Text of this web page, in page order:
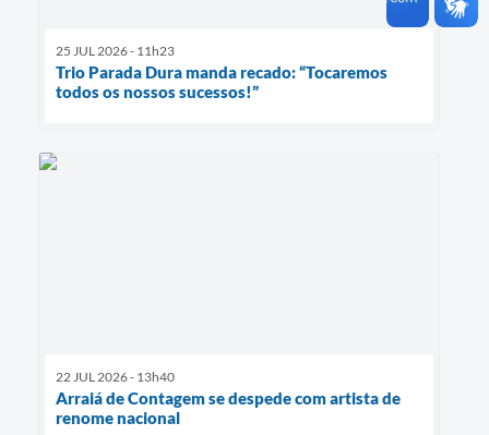
25 JUL 2026 - 11h23
Trio Parada Dura manda recado: “Tocaremos
todos os nossos sucessos!”
22 JUL 2026 - 13h40
Arraiá de Contagem se despede com artista de
renome nacional